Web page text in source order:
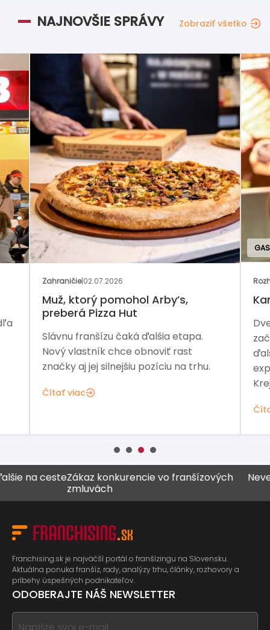
NAJNOVŠIE SPRÁVY Zobraziť všetko
Zahraničie|02.07.2026
Muž, ktorý pomohol Arby’s,
preberá Pizza Hut
Slávnu franšízu čaká ďalšia etapa.
Nový vlastník chce obnoviť rast
značky aj jej silnejšiu pozíciu na trhu.
Čítať viac
cesteZákaz konkurencie vo franšízových
zmluvách
Never
Franchising.sk je najväčší portál o franšízingu na Slovensku.
Aktuálna ponuka franšíz, rady, analýzy trhu, články, rozhovory a
príbehy úspešných podnikateľov.
ODOBERAJTE NÁŠ NEWSLETTER
If